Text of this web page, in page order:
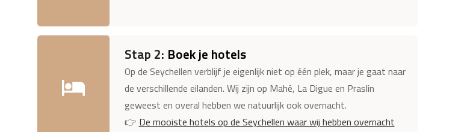
Stap 2: Boek je hotels
Op de Seychellen verblijf je eigenlijk niet op één plek, maar je gaat naar
de verschillende eilanden. Wij zijn op Mahé, La Digue en Praslin
geweest en overal hebben we natuurlijk ook overnacht.
👉De mooiste hotels op de Seychellen waar wij hebben overnacht